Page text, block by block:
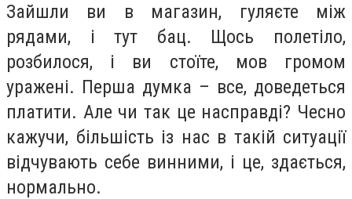
Зайшли ви в магазин, гуляєте між
рядами, і тут бац. Щось полетіло,
розбилося, і ви стоїте, мов громом
уражені. Перша думка – все, доведеться
платити. Але чи так це насправді? Чесно
кажучи, більшість із нас в такій ситуації
відчувають себе винними, і це, здається,
нормально.